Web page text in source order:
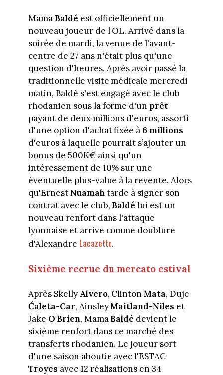
Mama Baldé est officiellement un
nouveau joueur de l'OL. Arrivé dans la
soirée de mardi, la venue de l'avant-
centre de 27 ans n'était plus qu'une
question d'heures. Après avoir passé la
traditionnelle visite médicale mercredi
matin, Baldé s'est engagé avec le club
rhodanien sous la forme d'un prêt
payant de deux millions d'euros, assorti
d'une option d'achat fixée à 6 millions
d'euros à laquelle pourrait s’ajouter un
bonus de 500K€ ainsi qu'un
intéressement de 10% sur une
éventuelle plus-value à la revente. Alors
qu'ErnestNuamahtarde à signer son
contrat avec le club, Baldé lui est un
nouveau renfort dans l'attaque
lyonnaise et arrive comme doublure
d'Alexandre Lacazette.
Sixième recrue du mercato estival
Après Skelly Alvero, Clinton Mata, Duje
Ćaleta-Car, AinsleyMaitland-Niles et
Jake O'Brien, Mama Baldé devient le
sixième renfort dans ce marché des
transferts rhodanien. Le joueur sort
d'une saison aboutie avec l'ESTAC
Troyes avec 12 réalisations en 34